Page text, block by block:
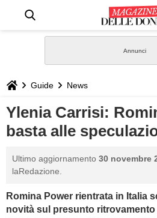
STILE
BIOGRAFIE
DEFINIZIONI
GASTRONOMIA
Guide News
Ylenia Carrisi:
basta alle
Ultimo aggiornamento 30 novembre
laRedazione.
Romina Power rientrata in Italia
novità sul presunto